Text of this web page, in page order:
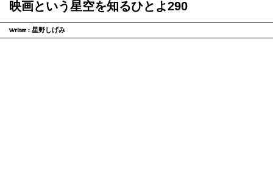
映画という星空を知るひとよ290
Writer : 星野しげみ